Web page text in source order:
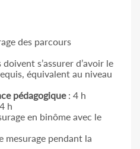
des parcours
s’assurer d’avoir le
équivalent au niveau
pédagogique: 4 h
h
en binôme avec le
mesurage pendant la